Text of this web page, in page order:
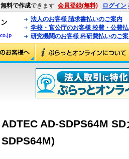
無料で作成できます 会員登録(無料) ログイン
法人のお客様 請求書払いのご案内
学校・官公庁のお客様 校費・公費
研究機関のお客様 科研費払いのご
ADTEC AD-SDPS64M
SDPS64M)